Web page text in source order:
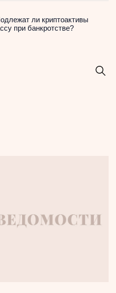
ли криптоактивы
при банкротстве?